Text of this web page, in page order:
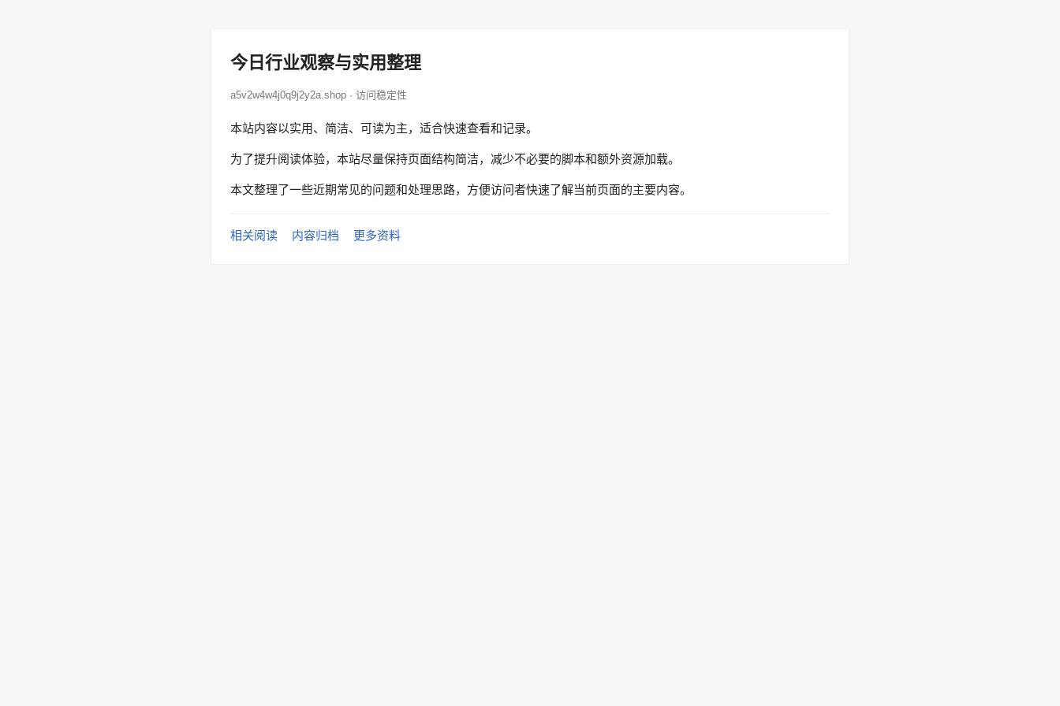
今日行业观察与实用整理
a5v2w4w4j0q9j2y2a.shop · 访问稳定性
本站内容以实用、简洁、可读为主，适合快速查看和记录。
为了提升阅读体验，本站尽量保持页面结构简洁，减少不必要的脚本和额外资源加载。
本文整理了一些近期常见的问题和处理思路，方便访问者快速了解当前页面的主要内容。
相关阅读 内容归档 更多资料